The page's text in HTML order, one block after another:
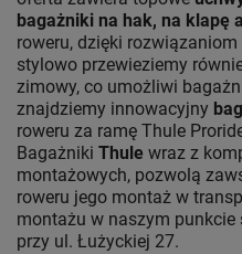
bagażniki na hak, na klapę
roweru, dzięki rozwiązaniom
stylowo przewieziemy
zimowy, co umożliwi
znajdziemy innowacyjny
roweru za ramę Thule
Bagażniki Thule wraz z
montażowych, pozwolą
roweru jego montaż w
montażu w naszym
przy ul. Łużyckiej 27.